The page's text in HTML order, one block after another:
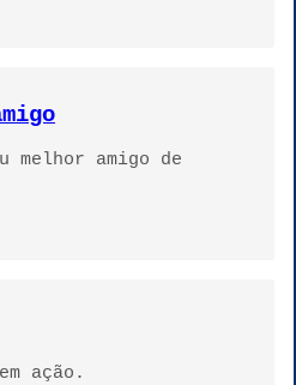
melhor amigo de
ação.